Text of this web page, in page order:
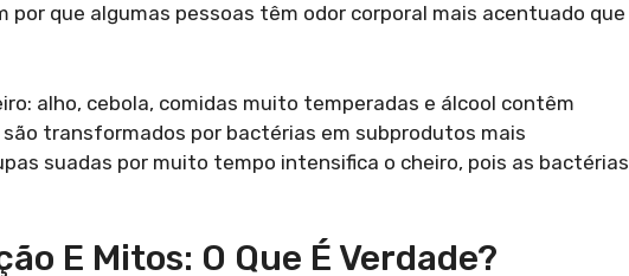
que algumas pessoas têm odor corporal mais acentuado que
alho, cebola, comidas muito temperadas e álcool contêm
transformados por bactérias em subprodutos mais
suadas por muito tempo intensifica o cheiro, pois as bactérias
E Mitos: O Que É Verdade?